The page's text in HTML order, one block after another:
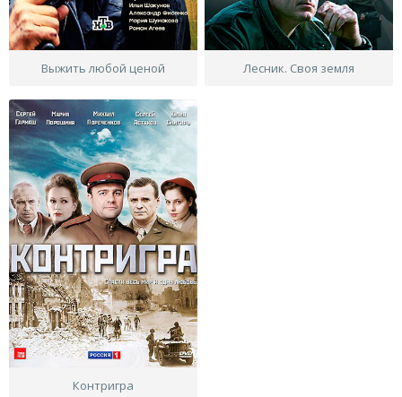
Выжить любой ценой Лесник. Своя земля
Контригра